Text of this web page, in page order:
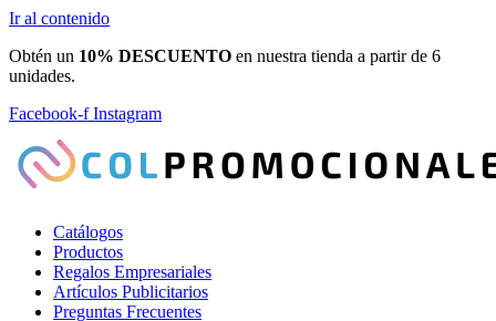
Ir al contenido
Obtén un 10% DESCUENTO en nuestra tienda a partir de 6
unidades.
Facebook-f Instagram
Catálogos
Productos
Regalos Empresariales
Artículos Publicitarios
Preguntas Frecuentes